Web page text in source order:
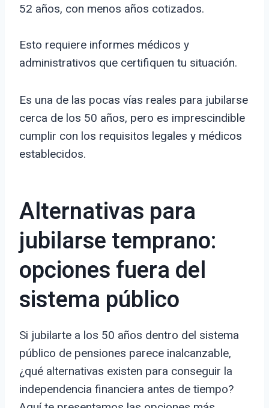
52 años, con menos años cotizados.
Esto requiere informes médicos y
administrativos que certifiquen tu situación.
Es una de las pocas vías reales para jubilarse
cerca de los 50 años, pero es imprescindible
cumplir con los requisitos legales y médicos
establecidos.
Alternativas para
jubilarse temprano:
opciones fuera del
sistema público
Si jubilarte a los 50 años dentro del sistema
público de pensiones parece inalcanzable,
¿qué alternativas existen para conseguir la
independencia financiera antes de tiempo?